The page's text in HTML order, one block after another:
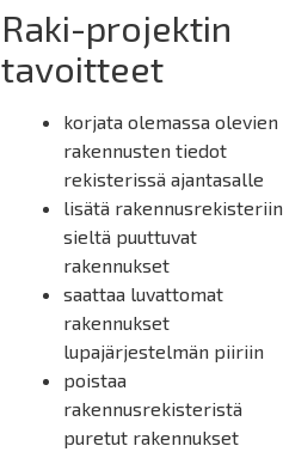
Raki-projektin
tavoitteet
korjata olemassa olevien
rakennusten tiedot
rekisterissä ajantasalle
lisätä rakennusrekisteriin
sieltä puuttuvat
rakennukset
saattaa luvattomat
rakennukset
lupajärjestelmän piiriin
poistaa
rakennusrekisteristä
puretut rakennukset